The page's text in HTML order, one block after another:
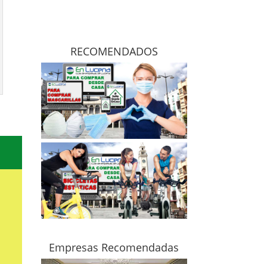
RECOMENDADOS
Empresas Recomendadas